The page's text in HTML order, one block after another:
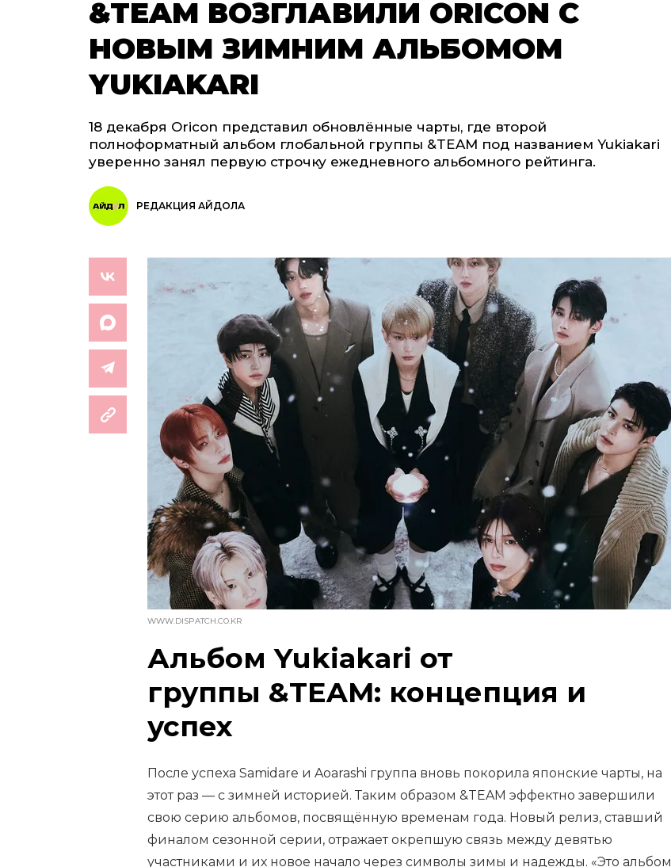
&TEAM ВОЗГЛАВИЛИ ORICON С
НОВЫМ ЗИМНИМ АЛЬБОМОМ
YUKIAKARI
18 декабря Oricon представил обновлённые чарты, где второй
полноформатный альбом глобальной группы &TEAM под названием Yukiakari
уверенно занял первую строчку ежедневного альбомного рейтинга.
РЕДАКЦИЯ АЙДОЛА
WWW.DISPATCH.CO.KR
Альбом Yukiakari от
группы &TEAM: концепция и
успех
После успеха Samidare и Aoarashi группа вновь покорила японские чарты, на
этот раз — с зимней историей. Таким образом &TEAM эффектно завершили
свою серию альбомов, посвящённую временам года. Новый релиз, ставший
финалом сезонной серии, отражает окрепшую связь между девятью
участниками и их новое начало через символы зимы и надежды. «Это альбом